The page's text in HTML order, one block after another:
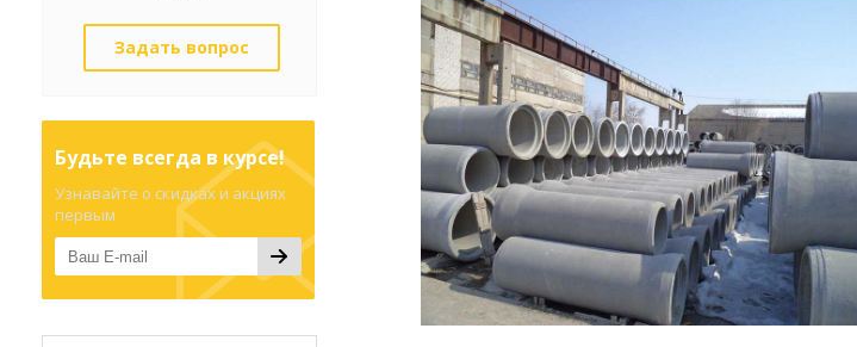
Задать вопрос
Будьте всегда в курсе!
Узнавайте о скидках и акциях
первым